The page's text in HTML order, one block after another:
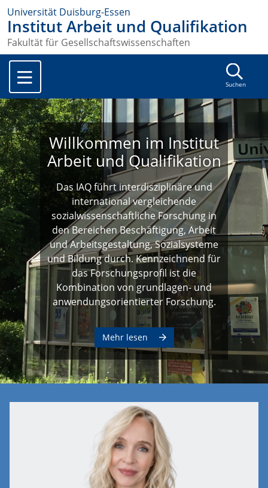
Universität Duisburg-Essen
Institut Arbeit und Qualifikation
Fakultät für Gesellschaftswissenschaften
Suchen
Willkommen im Institut
Arbeit und Qualifikation
Das IAQ führt interdisziplinäre und
international vergleichende
sozialwissenschaftliche Forschung in
den Bereichen Beschäftigung, Arbeit
und Arbeitsgestaltung, Sozialsysteme
und Bildung durch. Kennzeichnend für
das Forschungsprofil ist die
Kombination von grundlagen- und
anwendungsorientierter Forschung.
Mehr lesen